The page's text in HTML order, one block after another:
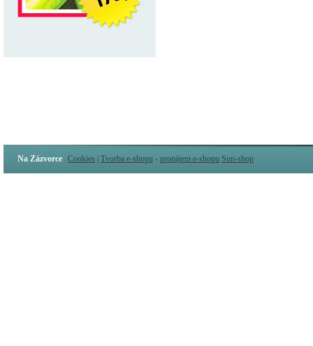
Na Zázvorce Cookies Tvorba e-shopu - pronájem e-shopu Sun-shop